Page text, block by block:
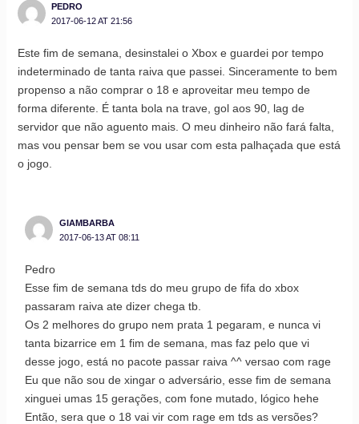
PEDRO
2017-06-12 AT 21:56
Este fim de semana, desinstalei o Xbox e guardei por tempo
indeterminado de tanta raiva que passei. Sinceramente to bem
propenso a não comprar o 18 e aproveitar meu tempo de
forma diferente. É tanta bola na trave, gol aos 90, lag de
servidor que não aguento mais. O meu dinheiro não fará falta,
mas vou pensar bem se vou usar com esta palhaçada que está
o jogo.
GIAMBARBA
2017-06-13 AT 08:11
Pedro
Esse fim de semana tds do meu grupo de fifa do xbox
passaram raiva ate dizer chega tb.
Os 2 melhores do grupo nem prata 1 pegaram, e nunca vi
tanta bizarrice em 1 fim de semana, mas faz pelo que vi
desse jogo, está no pacote passar raiva ^^ versao com rage
Eu que não sou de xingar o adversário, esse fim de semana
xinguei umas 15 gerações, com fone mutado, lógico hehe
Então, sera que o 18 vai vir com rage em tds as versões?